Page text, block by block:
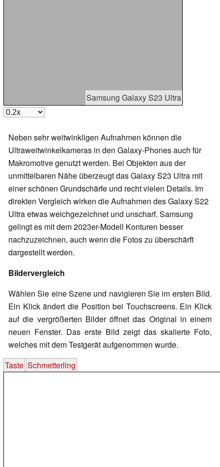
Samsung Galaxy S23 Ultra
Neben sehr weitwinkligen Aufnahmen können die
Ultraweitwinkelkameras in den Galaxy-Phones auch für
Makromotive genutzt werden. Bei Objekten aus der
unmittelbaren Nähe überzeugt das Galaxy S23 Ultra mit
einer schönen Grundschärfe und recht vielen Details. Im
direkten Vergleich wirken die Aufnahmen des Galaxy S22
Ultra etwas weichgezeichnet und unscharf. Samsung
gelingt es mit dem 2023er-Modell Konturen besser
nachzuzeichnen, auch wenn die Fotos zu überschärft
dargestellt werden.
Bildervergleich
Wählen Sie eine Szene und navigieren Sie im ersten Bild.
Ein Klick ändert die Position bei Touchscreens. Ein Klick
auf die vergrößerten Bilder öffnet das Original in einem
neuen Fenster. Das erste Bild zeigt das skalierte Foto,
welches mit dem Testgerät aufgenommen wurde.
Taste Schmetterling